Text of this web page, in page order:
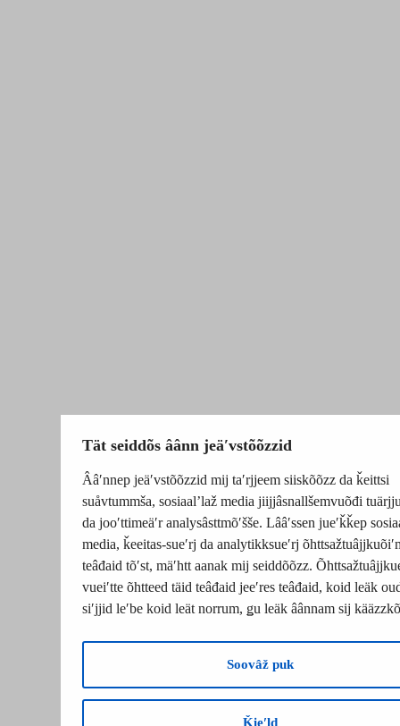
Tät seiddõs âânn jeäʹvstõõzzid
Ââʹnnep jeäʹvstõõzzid mij taʹrjjeem siiskõõzz da ǩeittsi
suåvtummša, sosiaalʼlaž media jiijjâsnallšemvuõđi
da jooʹttimeäʹr analysâsttmõʹšše. Lââʹssen jueʹǩǩep
media, ǩeeitas-sueʹrj da analytikksueʹrj
teâđaid tõʹst, mäʹhtt aanak mij seiddõõzz.
vueiʹtte õhtteed täid teâđaid jeeʹres teâđaid, koid leäk
siʹjjid leʹbe koid leät norrum, ǥu leäk âânnam sij
Soovâž puk
Ǩieʹld